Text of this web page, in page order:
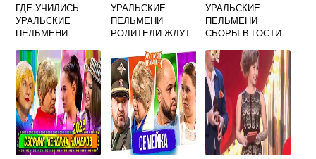
ГДЕ УЧИЛИСЬ
УРАЛЬСКИЕ
ПЕЛЬМЕНИ
УРАЛЬСКИЕ
ПЕЛЬМЕНИ
РОДИТЕЛИ ЖДУТ
ДЕВУШКИ СЫНА
УРАЛЬСКИЕ
ПЕЛЬМЕНИ
СБОРЫ В ГОСТИ